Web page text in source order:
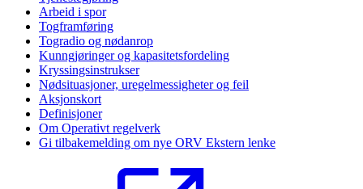
Arbeid i spor
Togframføring
Togradio og nødanrop
Kunngjøringer og kapasitetsfordeling
Kryssingsinstrukser
Nødsituasjoner, uregelmessigheter og feil
Aksjonskort
Definisjoner
Om Operativt regelverk
Gi tilbakemelding om nye ORV Ekstern lenke